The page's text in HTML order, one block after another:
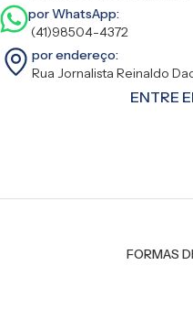
por WhatsApp:
(41)98504-4372
por endereço:
Rua Jornalista Reinaldo
ENTRE
FORMAS